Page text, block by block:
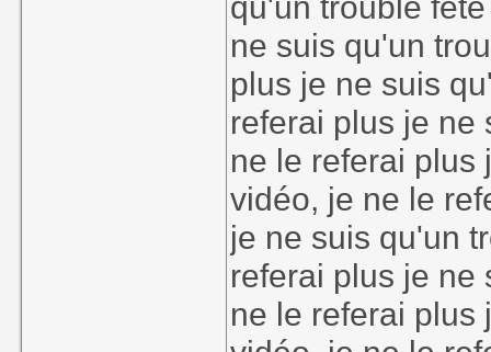
ne suis qu'un
plus je ne suis
referai plus je ne
ne le referai plus
vidéo, je ne le
je ne suis qu'un
referai plus je ne
ne le referai plus